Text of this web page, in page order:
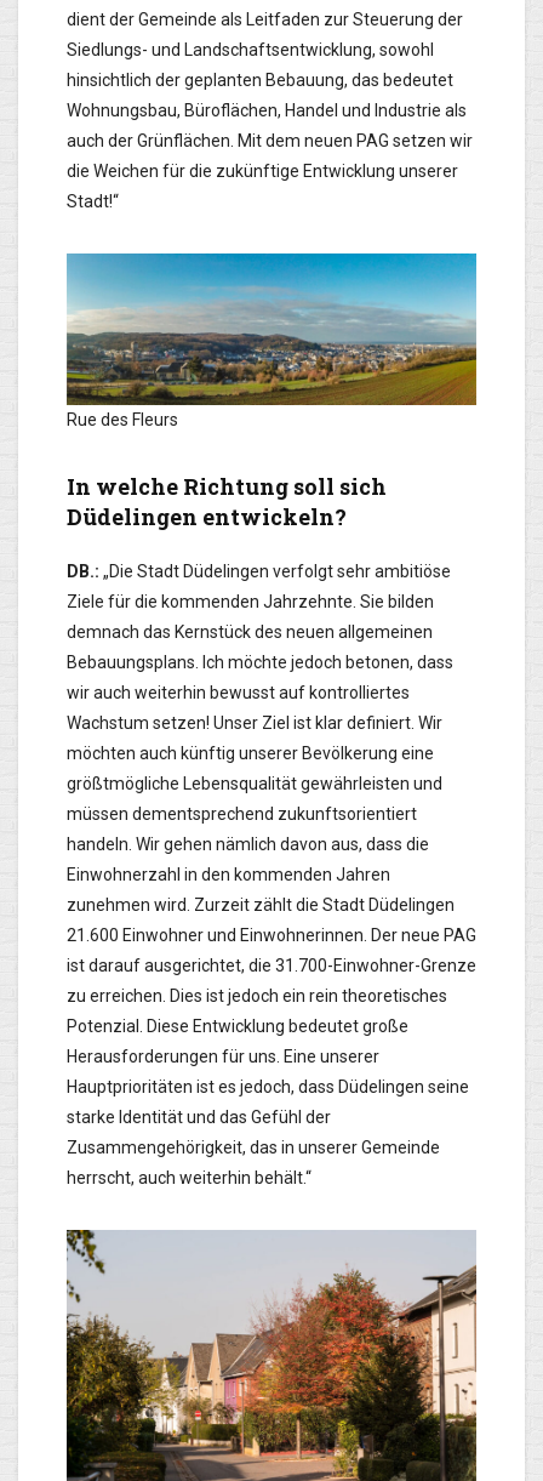
dient der Gemeinde als Leitfaden zur Steuerung der
Siedlungs- und Landschaftsentwicklung, sowohl
hinsichtlich der geplanten Bebauung, das bedeutet
Wohnungsbau, Büroflächen, Handel und Industrie als
auch der Grünflächen. Mit dem neuen PAG setzen wir
die Weichen für die zukünftige Entwicklung unserer
Stadt!“
Rue des Fleurs
In welche Richtung soll sich
Düdelingen entwickeln?
DB.: „Die Stadt Düdelingen verfolgt sehr ambitiöse
Ziele für die kommenden Jahrzehnte. Sie bilden
demnach das Kernstück des neuen allgemeinen
Bebauungsplans. Ich möchte jedoch betonen, dass
wir auch weiterhin bewusst auf kontrolliertes
Wachstum setzen! Unser Ziel ist klar definiert. Wir
möchten auch künftig unserer Bevölkerung eine
größtmögliche Lebensqualität gewährleisten und
müssen dementsprechend zukunftsorientiert
handeln. Wir gehen nämlich davon aus, dass die
Einwohnerzahl in den kommenden Jahren
zunehmen wird. Zurzeit zählt die Stadt Düdelingen
21.600 Einwohner und Einwohnerinnen. Der neue PAG
ist darauf ausgerichtet, die 31.700-Einwohner-Grenze
zu erreichen. Dies ist jedoch ein rein theoretisches
Potenzial. Diese Entwicklung bedeutet große
Herausforderungen für uns. Eine unserer
Hauptprioritäten ist es jedoch, dass Düdelingen seine
starke Identität und das Gefühl der
Zusammengehörigkeit, das in unserer Gemeinde
herrscht, auch weiterhin behält.“